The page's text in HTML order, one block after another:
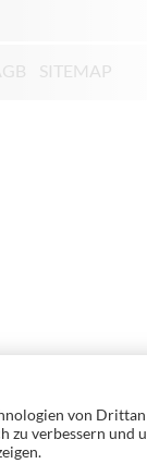
SITEMAP